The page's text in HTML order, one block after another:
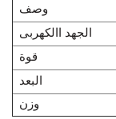
وصف
الجهد االكهربى
قوة
البعد
وزن